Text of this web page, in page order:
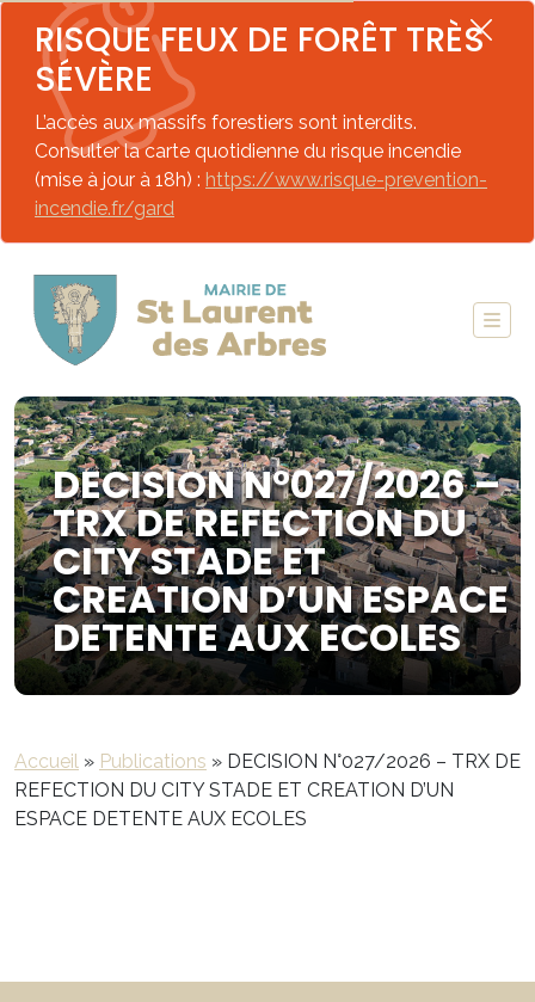
RISQUE FEUX DE FORÊT TRÈS
SÉVÈRE
L’accès aux massifs forestiers sont interdits.
Consulter la carte quotidienne du risque incendie
(mise à jour à 18h) : https://www.risque-prevention-
incendie.fr/gard
DECISION N°027/2026 –
TRX DE REFECTION DU
CITY STADE ET
CREATION D’UN ESPACE
DETENTE AUX ECOLES
Accueil » Publications » DECISION N°027/2026 – TRX DE
REFECTION DU CITY STADE ET CREATION D’UN
ESPACE DETENTE AUX ECOLES